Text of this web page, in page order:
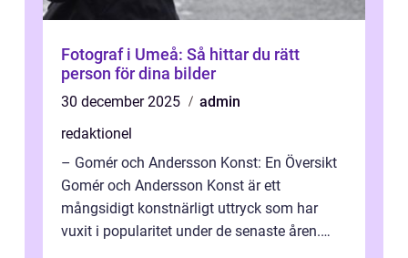
Fotograf i Umeå: Så hittar du rätt
person för dina bilder
30 december 2025
admin
redaktionel
– Gomér och Andersson Konst: En Översikt
Gomér och Andersson Konst är ett
mångsidigt konstnärligt uttryck som har
vuxit i popularitet under de senaste åren.